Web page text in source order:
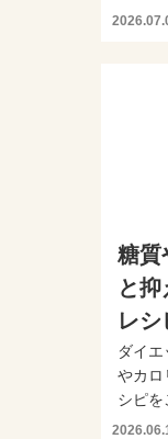
糖質
と
レシ
ダイ
やカロ
シピ
作るの